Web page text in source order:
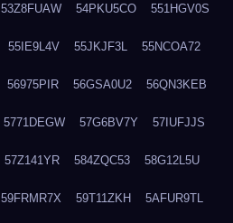
53Z8FUAW 54PKU5CO 551HGV0S
55IE9L4V 55JKJF3L 55NCOA72
56975PIR 56GSA0U2 56QN3KEB
5771DEGW 57G6BV7Y 57IUFJJS
57Z141YR 584ZQC53 58G12L5U
59FRMR7X 59T11ZKH 5AFUR9TL